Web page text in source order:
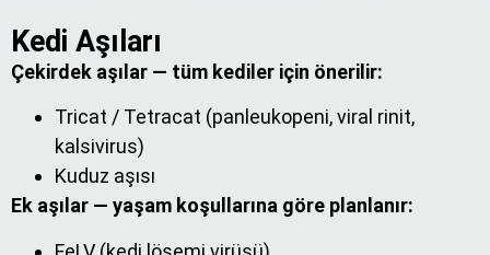
Kedi Aşıları
Çekirdek aşılar — tüm kediler için önerilir:
Tricat / Tetracat (panleukopeni, viral rinit,
kalsivirus)
Kuduz aşısı
Ek aşılar — yaşam koşullarına göre planlanır: